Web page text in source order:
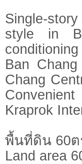
Single-
style in
Ban
Chang
Kraprok
พื้นที่ดิน 60ต
Land area